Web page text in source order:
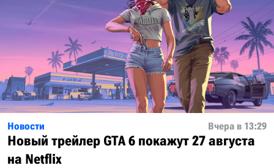
Новости Вчера в 13:29
Новый трейлер GTA 6 покажут 27 августа
на Netflix